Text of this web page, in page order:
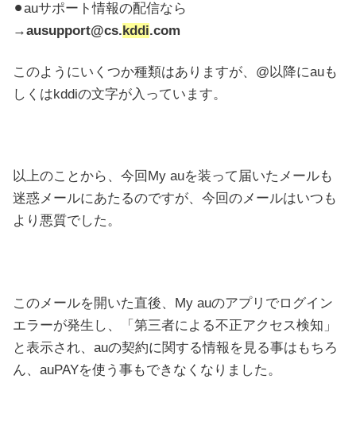
⚫︎auサポート情報の配信なら
→ausupport@cs.kddi.com
このようにいくつか種類はありますが、@以降にauも
しくはkddiの文字が入っています。
以上のことから、今回My auを装って届いたメールも
迷惑メールにあたるのですが、今回のメールはいつも
より悪質でした。
このメールを開いた直後、My auのアプリでログイン
エラーが発生し、「第三者による不正アクセス検知」
と表示され、auの契約に関する情報を見る事はもちろ
ん、auPAYを使う事もできなくなりました。